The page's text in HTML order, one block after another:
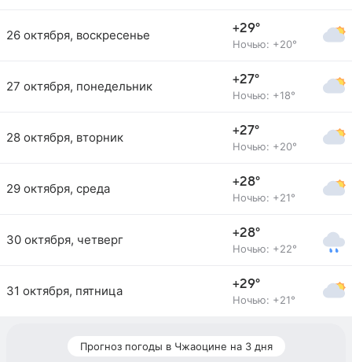
26 октября, воскресенье +29°
Ночью: +20°
27 октября, понедельник +27°
Ночью: +18°
28 октября, вторник +27°
Ночью: +20°
29 октября, среда +28°
Ночью: +21°
30 октября, четверг +28°
Ночью: +22°
31 октября, пятница +29°
Ночью: +21°
Прогноз погоды в Чжаоцине на 3 дня